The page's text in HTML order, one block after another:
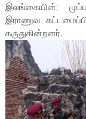
இலங்கையின்;
இராணுவ
கருதுகின்றனர்.